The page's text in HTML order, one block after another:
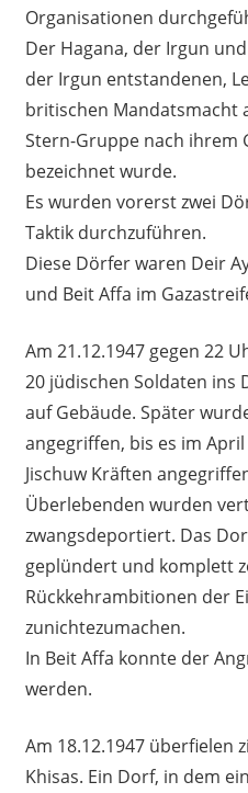
Organisationen
Der Hagana, der Irgun
der Irgun entstandenen,
britischen Mandatsmacht
Stern-Gruppe nach ihrem
bezeichnet wurde.
Es wurden vorerst zwei
Taktik durchzuführen.
Diese Dörfer waren Deir
und Beit Affa im
Am 21.12.1947 gegen 22
20 jüdischen Soldaten ins
auf Gebäude. Später
angegriffen, bis es im
Jischuw Kräften
Überlebenden wurden
zwangsdeportiert. Das
geplündert und komplett
Rückkehrambitionen der
zunichtezumachen.
In Beit Affa konnte der
werden.
Am 18.12.1947 überfielen
Khisas. Ein Dorf, in dem